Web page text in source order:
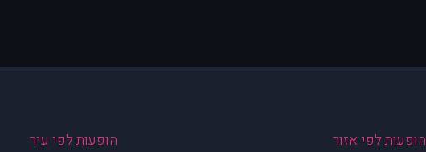
הופעות לפי אזור הופעות לפי עיר